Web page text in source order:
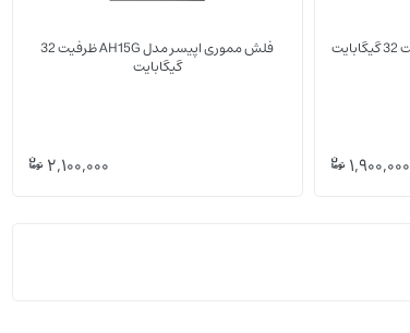
1,900,000
فلش مموری اپیسر مدل AH15G ظرفیت 32
گیگابایت
2,100,000